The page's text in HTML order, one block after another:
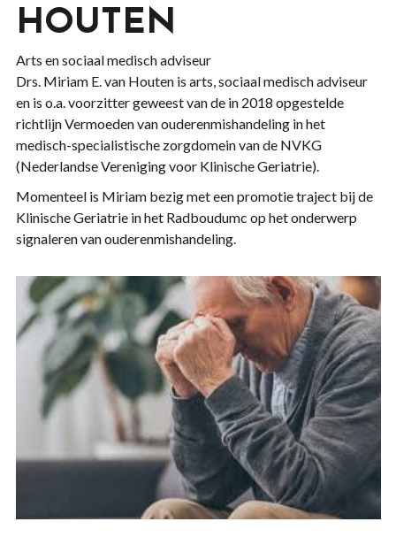
HOUTEN
Arts en sociaal medisch adviseur
Drs. Miriam E. van Houten is arts, sociaal medisch adviseur
en is o.a. voorzitter geweest van de in 2018 opgestelde
richtlijn Vermoeden van ouderenmishandeling in het
medisch-specialistische zorgdomein van de NVKG
(Nederlandse Vereniging voor Klinische Geriatrie).
Momenteel is Miriam bezig met een promotie traject bij de
Klinische Geriatrie in het Radboudumc op het onderwerp
signaleren van ouderenmishandeling.